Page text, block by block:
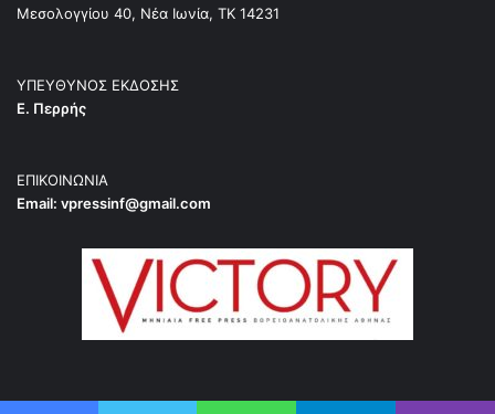
Μεσολογγίου 40, Νέα Ιωνία, ΤΚ 14231
ΥΠΕΥΘΥΝΟΣ ΕΚΔΟΣΗΣ
Ε. Περρής
ΕΠΙΚΟΙΝΩΝΙΑ
Email: vpressinf@gmail.com